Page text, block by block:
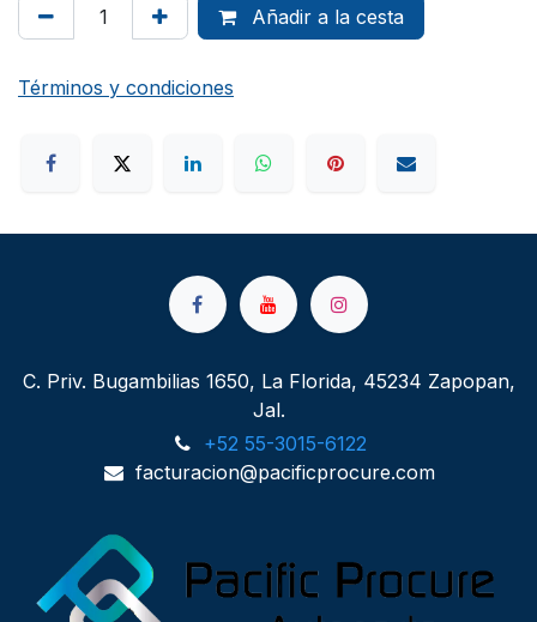
Añadir a la cesta
Términos y condiciones
C. Priv. Bugambilias 1650, La Florida, 45234 Zapopan,
Jal.
+52 55-3015-6122
facturacion@pacificprocure.com